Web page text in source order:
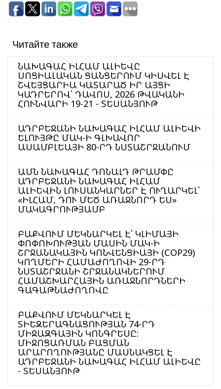
Читайте также
ՆԱԽԱԳԱՀ ԻԼՀԱՄ ԱԼԻԵՎԸ
ՍՈՑԻԱԼԱԿԱՆ ՑԱՆՑԵՐՈՒՄ ԿԻՍՎԵԼ Է
ՇՎԵՅՑԱՐԻԱ ԿԱՏԱՐԱԾ ԻՐ ԱՅՑԻ
ԿԱԴՐԵՐՈՎ՝ ԴԱՎՈՍ, 2026 ԹՎԱԿԱՆԻ
ՀՈՒՆՎԱՐԻ 19-21 - ՏԵՍԱՆՅՈՒԹ
ԱԴՐԲԵՋԱՆԻ ՆԱԽԱԳԱՀ ԻԼՀԱՄ ԱԼԻԵՎԻ
ԵԼՈՒՅԹԸ ՄԱԿ-Ի ԳԼԽԱՎՈՐ
ԱՍԱՄԲԼԵԱՅԻ 80-ՐԴ ՆՍՏԱՇՐՋԱՆՈՒՄ
ԱՄՆ ՆԱԽԱԳԱՀ ԴՈՆԱԼԴ ԹՐԱՄՓԸ
ԱԴՐԲԵՋԱՆԻ ՆԱԽԱԳԱՀ ԻԼՀԱՄ
ԱԼԻԵՎԻՆ ԼՈՒՍԱՆԿԱՐՆԵՐ Է ՈՒՂԱՐԿԵԼ՝
«ԻԼՀԱՄ, ԴՈՒ ՄԵԾ ԱՌԱՋՆՈՐԴ ԵՍ»
ՄԱԿԱԳՐՈՒԹՅԱՄԲ
ԲԱՔՎՈՒՄ ՄԵԿՆԱՐԿԵԼ Է՝ ԿԼԻՄԱՅԻ
ՓՈՓՈԽՈՒԹՅԱՆ ՄԱՍԻՆ ՄԱԿ-Ի
ՇՐՋԱՆԱԿԱՅԻՆ ԿՈՆՎԵՆՑԻԱՅԻ (COP29)
ԿՈՂՄԵՐԻ ՀԱՄԱԺՈՂՈՎԻ 29-ՐԴ
ՆՍՏԱՇՐՋԱՆԻ ՇՐՋԱՆԱԿՆԵՐՈՒՄ
ՀԱՄԱՇԽԱՐՀԱՅԻՆ ԱՌԱՋՆՈՐԴՆԵՐԻ
ԳԱԳԱԹՆԱԺՈՂՈՎԸ
ԲԱՔՎՈՒՄ ՄԵԿՆԱՐԿԵԼ Է
ՏԻԵԶԵՐԱԳՆԱՑՈՒԹՅԱՆ 74-ՐԴ
ՄԻՋԱԶԳԱՅԻՆ ԿՈՆԳՐԵՍԸ:
ՄԻՋՈՑԱՌՄԱՆ ԲԱՑՄԱՆ
ԱՐԱՐՈՂՈՒԹՅԱՆԸ ՄԱՍՆԱԿՑԵԼ Է
ԱԴՐԲԵՋԱՆԻ ՆԱԽԱԳԱՀ ԻԼՀԱՄ ԱԼԻԵՎԸ
- ՏԵՍԱՆՅՈՒԹ